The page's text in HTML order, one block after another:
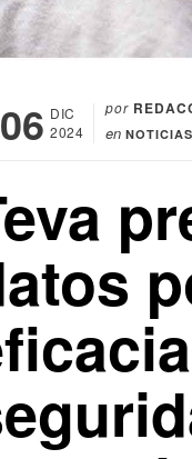
06 DIC
2024
por
en NOTICIAS